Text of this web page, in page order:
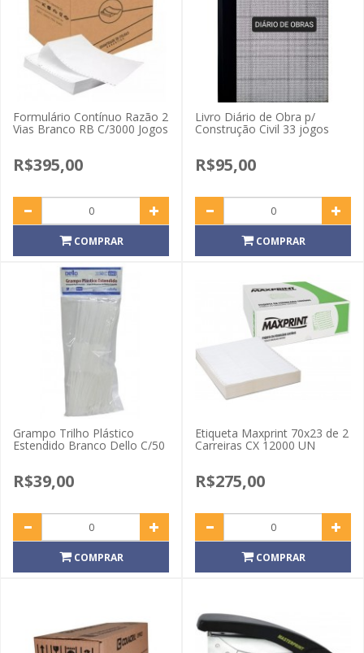
Formulário Contínuo Razão 2
Vias Branco RB C/3000 Jogos
R$395,00
COMPRAR
Livro Diário de Obra p/
Construção Civil 33 jogos
R$95,00
COMPRAR
Grampo Trilho Plástico
Estendido Branco Dello C/50
R$39,00
COMPRAR
Etiqueta Maxprint 70x23 de 2
Carreiras CX 12000 UN
R$275,00
COMPRAR